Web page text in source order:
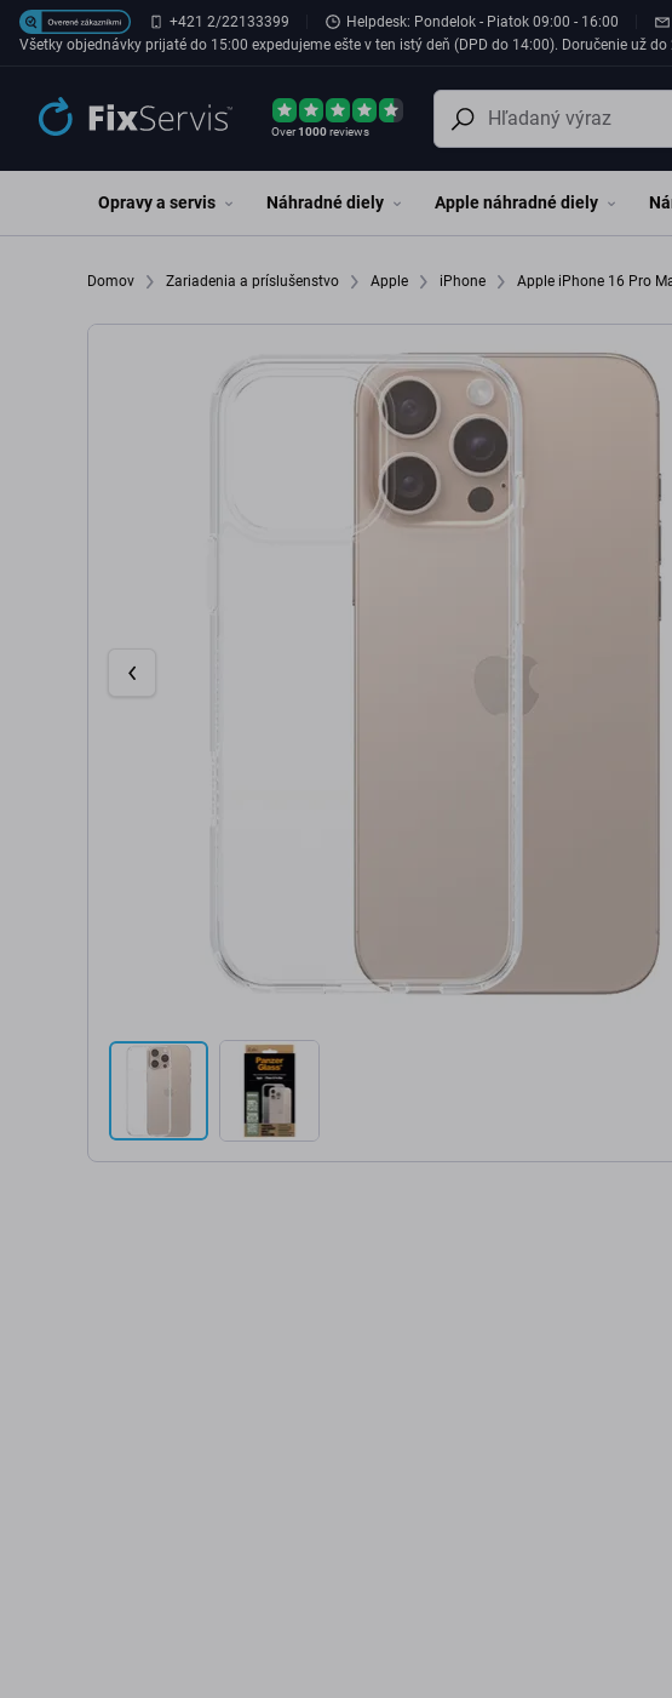
Preskočiť na hlavný obsah+421 2/22133399 Helpdesk: Pondelok - Piatok 09:00 - 16:00
Všetky objednávky prijaté do 15:00 expedujeme ešte v ten istý deň (DPD do 14:00). Doručenie už do
Over1000reviews
Opravy a servis Náhradné diely Apple náhradné diely
Domov Zariadenia a príslušenstvo Apple iPhone Apple iPhone 16 Pro